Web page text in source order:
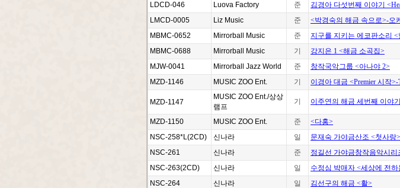
LDCD-046
Luova Factory 준 김경아 다섯번째 이야기
LMCD-0005
Liz Music 준 <박경숙의 해금 속으로>-오
MBMC-0652
Mirrorball Music 준 지구를 지키는 에코판소리
MBMC-0688
Mirrorball Music 기 강지은 1 <해금 소곡집>
MJW-0041
Mirrorball Jazz World 준 창작국악그룹 <아나야 2>
MZD-1146
MUSIC ZOO Ent. 기 이경아 대금 <Premier 시작>-
MZD-1147
MUSIC ZOO Ent./상상
램프
기 이주연의 해금 세번째 이야
MZD-1150 MUSIC ZOO Ent. 준 <다홍>
NSC-258*L(2CD)
신나라 일 문재숙 가야금산조 <첫사랑>
NSC-261
신나라 준 정길선 가야금창작음악시
NSC-263(2CD)
신나라 일 수정심 박매자 <세상에 전
NSC-264
신나라 일 김선구의 해금 <활>